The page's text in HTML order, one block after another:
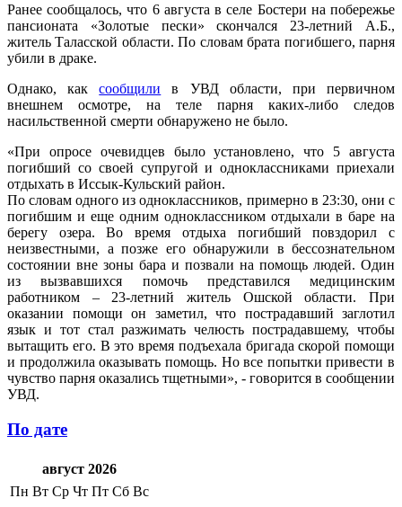
Ранее сообщалось, что 6 августа в селе Бостери на побережье
пансионата «Золотые пески» скончался 23-летний А.Б.,
житель Таласской области. По словам брата погибшего, парня
убили в драке.
Однако, каксообщили в УВД области, при первичном
внешнем осмотре, на теле парня каких-либо следов
насильственной смерти обнаружено не было.
«При опросе очевидцев было установлено, что 5 августа
погибший со своей супругой и одноклассниками приехали
отдыхать в Иссык-Кульский район.
По словам одного из одноклассников, примерно в 23:30, они с
погибшим и еще одним одноклассником отдыхали в баре на
берегу озера. Во время отдыха погибший повздорил с
неизвестными, а позже его обнаружили в бессознательном
состоянии вне зоны бара и позвали на помощь людей. Один
из вызвавшихся помочь представился медицинским
работником – 23-летний житель Ошской области. При
оказании помощи он заметил, что пострадавший заглотил
язык и тот стал разжимать челюсть пострадавшему, чтобы
вытащить его. В это время подъехала бригада скорой помощи
и продолжила оказывать помощь. Но все попытки привести в
чувство парня оказались тщетными», - говорится в сообщении
УВД.
По дате
август 2026
Пн Вт Ср Чт Пт Сб Вс